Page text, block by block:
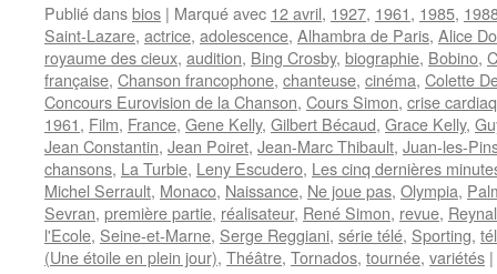
Publié dansbios | Marqué avec 12 avril, 1927, 1961, 1985,
Saint-Lazare, actrice, adolescence, Alhambra de Paris, Alice
royaume des cieux, audition, Bing Crosby, biographie, Bobino,
française, Chanson francophone, chanteuse, cinéma, Colette
Concours Eurovision de la Chanson, Cours Simon, crise
1961, Film, France, Gene Kelly, Gilbert Bécaud, Grace Kelly,
Jean Constantin, Jean Poiret, Jean-Marc Thibault, Juan-les-
chansons, La Turbie, Leny Escudero, Les cinq dernières
Michel Serrault, Monaco, Naissance, Ne joue pas, Olympia,
Sevran, première partie, réalisateur, René Simon, revue,
l'Ecole, Seine-et-Marne, Serge Reggiani, série télé, Sporting,
(Une étoile en plein jour), Théâtre, Tornados, tournée, variétés |